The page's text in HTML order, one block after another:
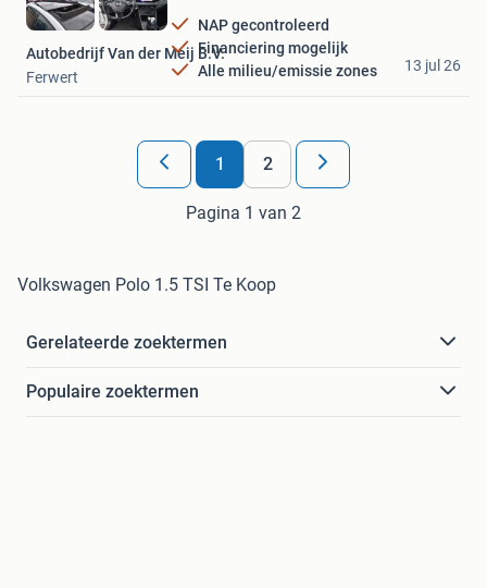
NAP gecontroleerd
Financiering mogelijk
Alle milieu/emissie zones
Autobedrijf Van der Meij B.V.
Ferwert
13 jul 26
1 2
Pagina 1 van 2
Volkswagen Polo 1.5 TSI Te Koop
Gerelateerde zoektermen
Populaire zoektermen